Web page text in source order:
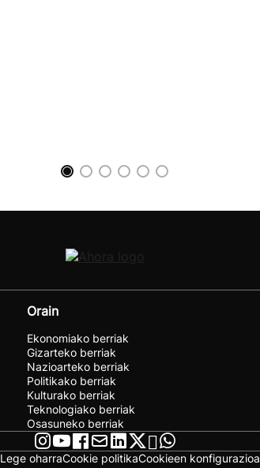
Orain
Ekonomiako berriak
Gizarteko berriak
Nazioarteko berriak
Politikako berriak
Kulturako berriak
Teknologiako berriak
Osasuneko berriak
Lege oharraCookie politikaCookieen konfigurazioa